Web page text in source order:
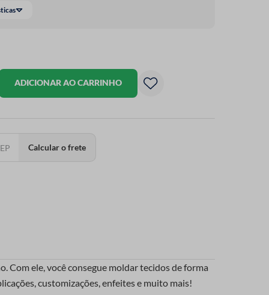
ADICIONAR AO CARRINHO
Calcular o frete
Com ele, você consegue moldar tecidos de forma
customizações, enfeites e muito mais!